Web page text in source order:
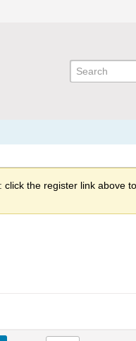
the register link above